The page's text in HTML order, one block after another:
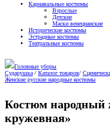
Карнавальные костюмы
Взрослые
Детские
Маски венецианские
Исторические костюмы
Эстрадные костюмы
Театральные костюмы
Головные уборы
Сударушка / Каталог товаров/
Женские русские народные костюмы
Костюм народный
кружевная»